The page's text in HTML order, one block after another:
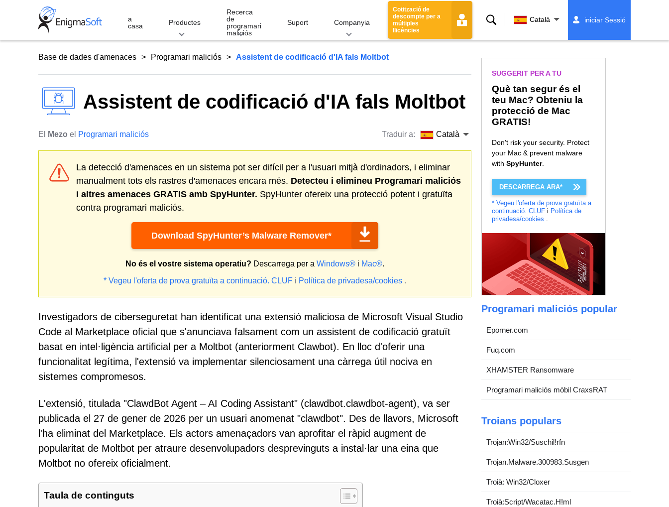
a
casa
Productes
Recerca
de
programari
maliciós
Suport Companyia
Cotització de
descompte per a
múltiples
llicències
Cerca Català iniciar Sessió
Base de dades d'amenaces Programari maliciós Assistent de codificació d'IA fals Moltbot
Assistent de codificació d'IA fals Moltbot
El Mezo el Programari maliciós Traduir a: Català
La detecció d'amenaces en un sistema pot ser difícil per a l'usuari mitjà d'ordinadors, i eliminar
manualment tots els rastres d'amenaces encara més. Detecteu i elimineu Programari maliciós
i altres amenaces GRATIS amb SpyHunter. SpyHunter ofereix una protecció potent i gratuïta
contra programari maliciós.
Download SpyHunter’s Malware Remover*
No és el vostre sistema operatiu? Descarrega per a Windows® i Mac®.
* Vegeu l'oferta de prova gratuïta a continuació. CLUF i Política de privadesa/cookies .
Investigadors de ciberseguretat han identificat una extensió maliciosa de Microsoft Visual Studio
Code al Marketplace oficial que s'anunciava falsament com un assistent de codificació gratuït
basat en intel·ligència artificial per a Moltbot (anteriorment Clawbot). En lloc d'oferir una
funcionalitat legítima, l'extensió va implementar silenciosament una càrrega útil nociva en
sistemes compromesos.
L'extensió, titulada "ClawdBot Agent – AI Coding Assistant" (clawdbot.clawdbot-agent), va ser
publicada el 27 de gener de 2026 per un usuari anomenat "clawdbot". Des de llavors, Microsoft
l'ha eliminat del Marketplace. Els actors amenaçadors van aprofitar el ràpid augment de
popularitat de Moltbot per atraure desenvolupadors desprevinguts a instal·lar una eina que
Moltbot no ofereix oficialment.
Taula de continguts
SUGGERIT PER A TU
Què tan segur és el
teu Mac? Obteniu la
protecció de Mac
GRATIS!
Don't risk your security. Protect
your Mac & prevent malware
with SpyHunter.
DESCARREGA ARA*
* Vegeu l'oferta de prova gratuïta a
continuació. CLUF i Política de
privadesa/cookies .
Programari maliciós popular
Eporner.com
Fuq.com
XHAMSTER Ransomware
Programari maliciós mòbil CraxsRAT
Troians populars
Trojan:Win32/Suschil!rfn
Trojan.Malware.300983.Susgen
Troià: Win32/Cloxer
Troià:Script/Wacatac.H!ml